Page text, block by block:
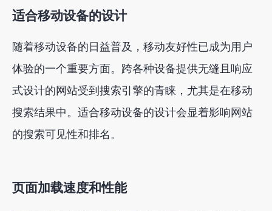
适合移动设备的设计
随着移动设备的日益普及，移动友好性已成为用户
体验的一个重要方面。跨各种设备提供无缝且响应
式设计的网站受到搜索引擎的青睐，尤其是在移动
搜索结果中。适合移动设备的设计会显着影响网站
的搜索可见性和排名。
页面加载速度和性能